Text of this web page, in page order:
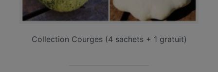
Collection Courges (4 sachets + 1 gratuit)